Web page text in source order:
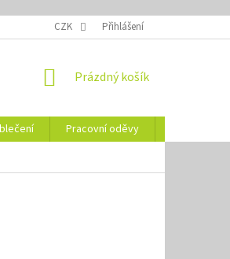
NÁVODY NA ÚDRŽBU
CZK Přihlášení
NÁKUPNÍ
Prázdný košík
Pracovní oděvy